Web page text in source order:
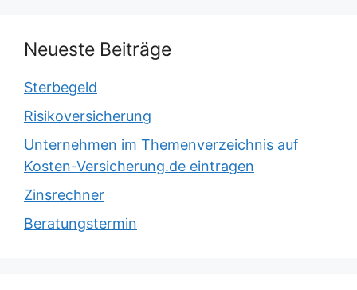
Neueste Beiträge
Sterbegeld
Risikoversicherung
Unternehmen im Themenverzeichnis auf
Kosten-Versicherung.de eintragen
Zinsrechner
Beratungstermin